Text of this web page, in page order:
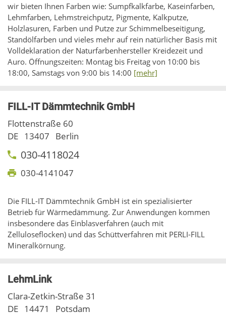
wir bieten Ihnen Farben wie: Sumpfkalkfarbe, Kaseinfarben,
Lehmfarben, Lehmstreichputz, Pigmente, Kalkputze,
Holzlasuren, Farben und Putze zur Schimmelbeseitigung,
Standölfarben und vieles mehr auf rein natürlicher Basis mit
Volldeklaration der Naturfarbenhersteller Kreidezeit und
Auro. Öffnungszeiten: Montag bis Freitag von 10:00 bis
18:00, Samstags von 9:00 bis 14:00 [mehr]
FILL-IT Dämmtechnik GmbH
Flottenstraße 60
DE 13407 Berlin
030-4118024
030-4141047
Die FILL-IT Dämmtechnik GmbH ist ein spezialisierter
Betrieb für Wärmedämmung. Zur Anwendungen kommen
insbesondere das Einblasverfahren (auch mit
Zelluloseflocken) und das Schüttverfahren mit PERLI-FILL
Mineralkörnung.
LehmLink
Clara-Zetkin-Straße 31
DE 14471 Potsdam